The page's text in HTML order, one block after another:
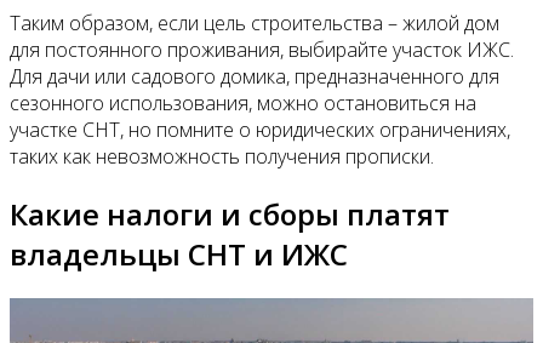
Таким образом, если цель строительства – жилой дом
для постоянного проживания, выбирайте участок ИЖС.
Для дачи или садового домика, предназначенного для
сезонного использования, можно остановиться на
участке СНТ, но помните о юридических ограничениях,
таких как невозможность получения прописки.
Какие налоги и сборы платят
владельцы СНТ и ИЖС